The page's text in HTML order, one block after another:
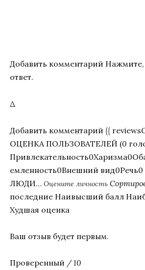
Добавить комментарий Нажмите,
ответ.
Δ
Добавить комментарий {{
ОЦЕНКА ПОЛЬЗОВАТЕЛЕЙ (0
емленность0Внешний
ЛЮДИ… Оцените личность
последние Наивысший балл
Худшая оценка
Ваш отзыв будет первым.
Проверенный / 10